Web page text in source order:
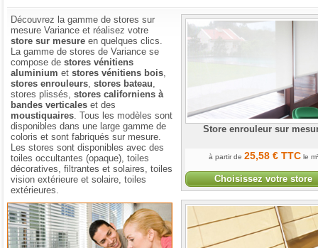
Découvrez la gamme de stores sur
mesure Variance et réalisez votre
store sur mesure en quelques clics.
La gamme de stores de Variance se
compose de stores vénitiens
aluminium et stores vénitiens bois,
stores enrouleurs, stores bateau,
stores plissés, stores californiens à
bandes verticales et des
moustiquaires. Tous les modèles sont
disponibles dans une large gamme de
coloris et sont fabriqués sur mesure.
Les stores sont disponibles avec des
toiles occultantes (opaque), toiles
décoratives, filtrantes et solaires, toiles
vision extérieure et solaire, toiles
extérieures.
Comment choisir votre store
Store enrouleur sur
à partir de 25,58 € TTC le m²
Choisissez votre store